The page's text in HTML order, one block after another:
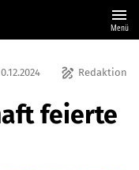
menu
Menü
draw Redaktion
feierte